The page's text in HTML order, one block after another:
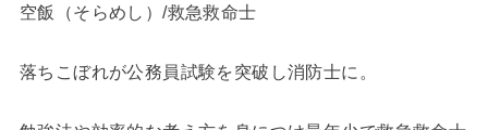
空飯（そらめし）/救急救命士
落ちこぼれが公務員試験を突破し消防士に。